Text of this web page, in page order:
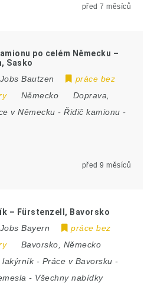
před 7 měsíců
po celém Německu –
Sasko
Bautzen
práce bez
Německo
Doprava,
v Německu -Řidič kamionu -
před 9 měsíců
– Fürstenzell, Bavorsko
Bayern
práce bez
Bavorsko
Německo
lakýrník- Práce v Bavorsku -
- Všechny nabídky